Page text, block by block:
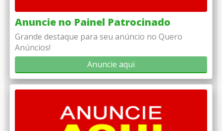
Anuncie no Painel Patrocinado
Grande destaque para seu anúncio no Quero
Anúncios!
Anuncie aqui